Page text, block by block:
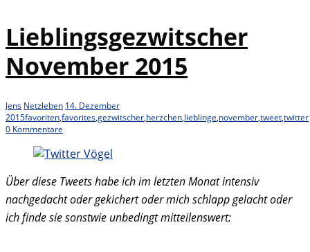
Lieblingsgezwitscher
November 2015
Jens Netzleben 14. Dezember
2015favoriten,favorites,gezwitscher,herzchen,lieblinge,november,tweet,twitter
0 Kommentare
Über diese Tweets habe ich im letzten Monat intensiv
nachgedacht oder gekichert oder mich schlapp gelacht oder
ich finde sie sonstwie unbedingt mitteilenswert: